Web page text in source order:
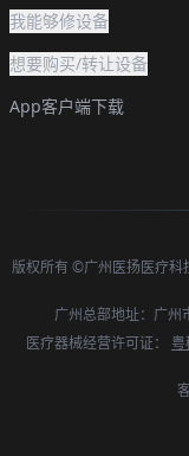
我能够修设备
想要购买/转让设备
App客户端下载
版权所有 ©广州医扬医疗
广州总部地址：广
医疗器械经营许可证：